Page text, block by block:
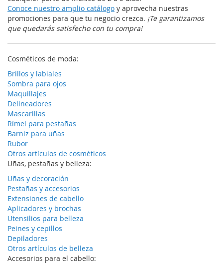
Conoce nuestro amplio catálogo y aprovecha nuestras
promociones para que tu negocio crezca. ¡Te garantizamos
que quedarás satisfecho con tu compra!
Cosméticos de moda:
Brillos y labiales
Sombra para ojos
Maquillajes
Delineadores
Mascarillas
Rímel para pestañas
Barniz para uñas
Rubor
Otros artículos de cosméticos
Uñas, pestañas y belleza:
Uñas y decoración
Pestañas y accesorios
Extensiones de cabello
Aplicadores y brochas
Utensilios para belleza
Peines y cepillos
Depiladores
Otros artículos de belleza
Accesorios para el cabello: